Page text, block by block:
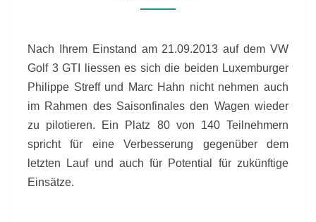
–
DER
ERFTQUELLE
Nach Ihrem Einstand am 21.09.2013 auf dem VW
Golf 3 GTI liessen es sich die beiden Luxemburger
Philippe Streff und Marc Hahn nicht nehmen auch
im Rahmen des Saisonfinales den Wagen wieder
zu pilotieren. Ein Platz 80 von 140 Teilnehmern
spricht für eine Verbesserung gegenüber dem
letzten Lauf und auch für Potential für zukünftige
Einsätze.